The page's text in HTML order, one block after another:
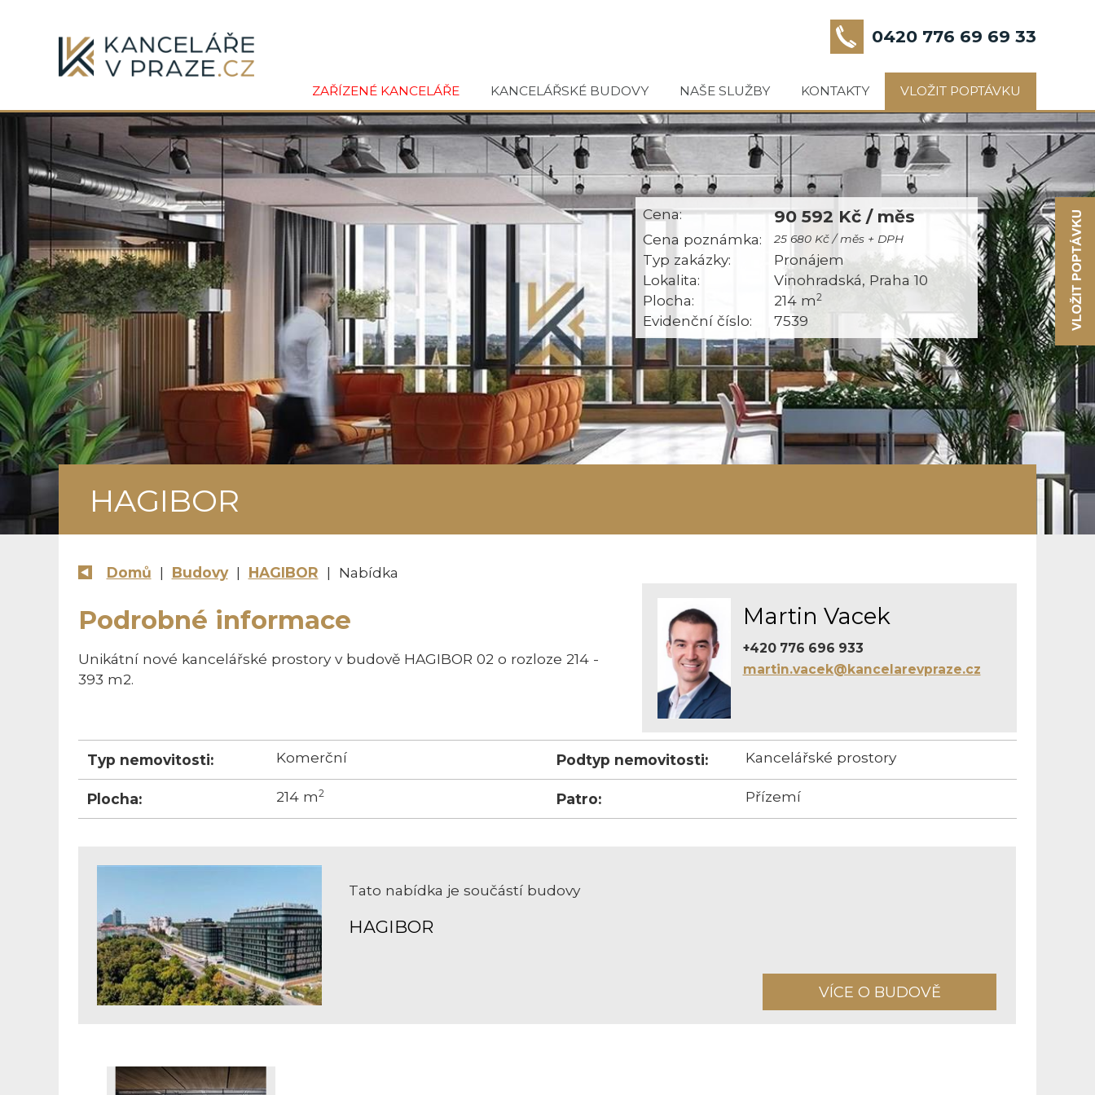
0420 776 69 69 33
ZAŘÍZENÉ KANCELÁŘE KANCELÁŘSKÉ BUDOVY NAŠE SLUŽBY KONTAKTY VLOŽIT POPTÁVKU
Cena: 90 592 Kč / měs
Cena poznámka: 25 680 Kč / měs + DPH
Typ zakázky:
Pronájem
Lokalita:
Vinohradská, Praha 10
Plocha:
214 m2
Evidenční číslo: 7539
HAGIBOR
Domů | Budovy| HAGIBOR | Nabídka
Martin Vacek
+420 776 696 933
martin.vacek@kancelarevpraze.cz
Podrobné informace
Unikátní nové kancelářské prostory v budově HAGIBOR 02 o rozloze 214 -
393 m2.
Typ nemovitosti: Komerční Podtyp nemovitosti: Kancelářské prostory
Plocha: 214 m2 Patro: Přízemí
Tato nabídka je součástí budovy
HAGIBOR
VÍCE O BUDOVĚ